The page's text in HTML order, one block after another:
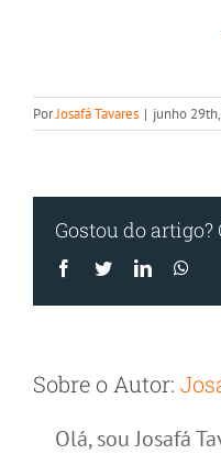
PorJosafá Tavares | junho
Gostou do
Facebook
TwitterLinkedIn
Sobre o Autor:
Olá, sou Josafá